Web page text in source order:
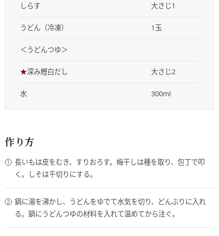
しらす 大さじ1
うどん（冷凍） 1玉
＜うどんつゆ＞
★深み鰹白だし 大さじ2
水 300ml
作り方
長いもは皮をむき、すりおろす。梅干しは種を取り、包丁で叩
く。しそは千切りにする。
鍋に湯を沸かし、うどんをゆでて水気を切り、どんぶりに入れ
る。鍋にうどんつゆの材料を入れて温めてから注ぐ。